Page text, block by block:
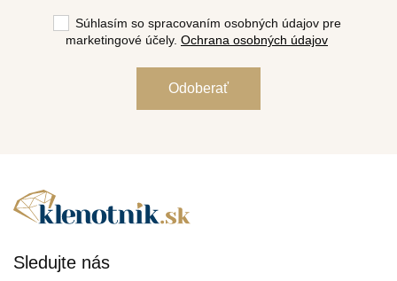
Súhlasím so spracovaním osobných údajov pre
marketingové účely. Ochrana osobných údajov
Sledujte nás